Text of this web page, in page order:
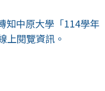
知中原大學「114學年
上閱覽資訊。